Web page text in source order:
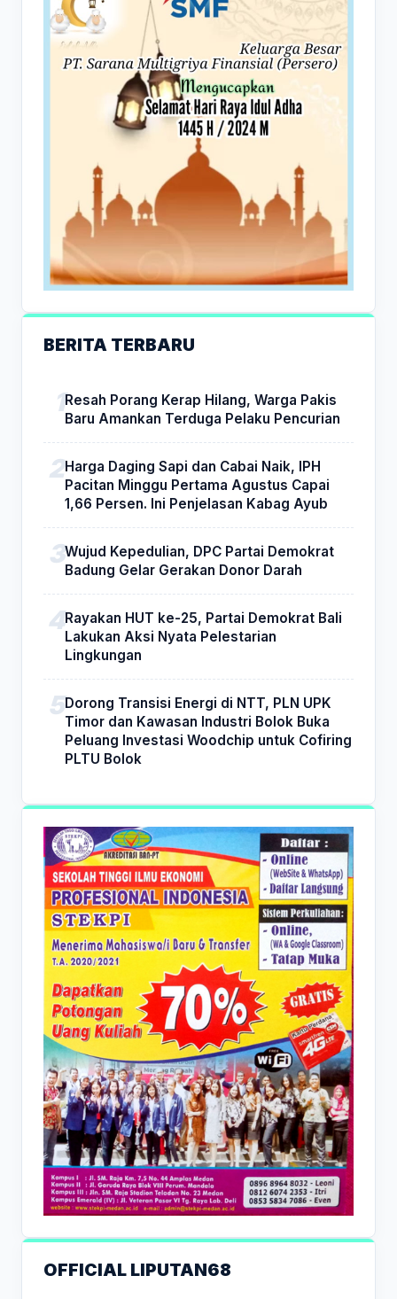
BERITA TERBARU
Resah Porang Kerap Hilang, Warga Pakis
Baru Amankan Terduga Pelaku Pencurian
Harga Daging Sapi dan Cabai Naik, IPH
Pacitan Minggu Pertama Agustus Capai
1,66 Persen. Ini Penjelasan Kabag Ayub
Wujud Kepedulian, DPC Partai Demokrat
Badung Gelar Gerakan Donor Darah
Rayakan HUT ke-25, Partai Demokrat Bali
Lakukan Aksi Nyata Pelestarian
Lingkungan
Dorong Transisi Energi di NTT, PLN UPK
Timor dan Kawasan Industri Bolok Buka
Peluang Investasi Woodchip untuk Cofiring
PLTU Bolok
OFFICIAL LIPUTAN68